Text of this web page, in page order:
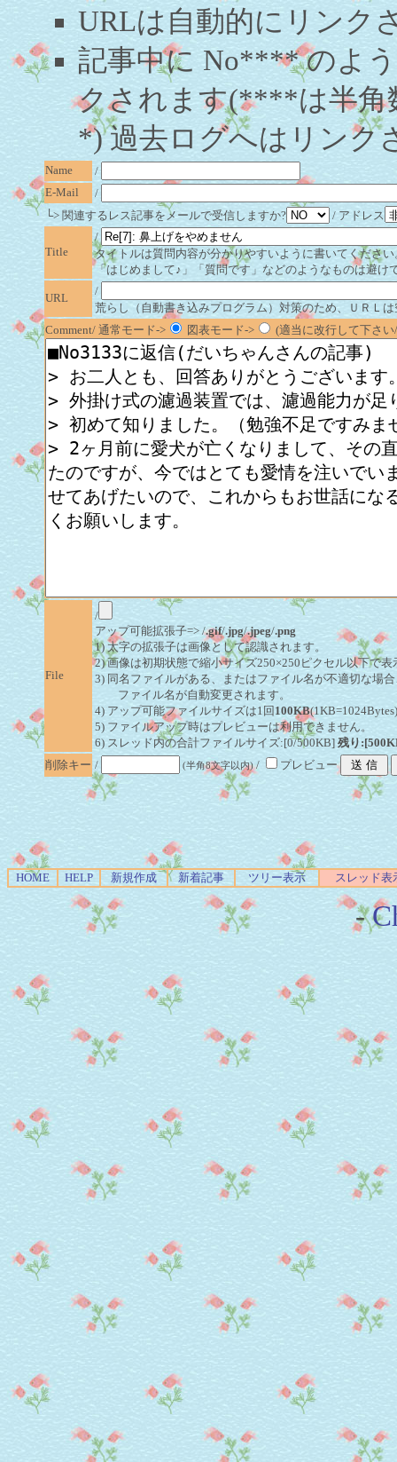
URLは自動的にリンク
記事中に No**** のよ
クされます(****は半角
*) 過去ログへはリンク
Name
/
E-Mail
/
└> 関連するレス記事をメールで受信しますか?
/ アドレス
Title
/
タイトルは質問内容が分かりやすいように書いてください
「はじめまして♪」「質問です」などのようなものは避け
URL
/
荒らし（自動書き込みプログラム）対策のため、ＵＲＬ
Comment/ 通常モード->
図表モード-> (適当に改行して下さ
File
/
アップ可能拡張子=> /.gif/.jpg/.jpeg/.png
1) 太字の拡張子は画像として認識されます。
2) 画像は初期状態で縮小サイズ250×250ピクセル以下で表
3) 同名ファイルがある、またはファイル名が不適切な場
ファイル名が自動変更されます。
4) アップ可能ファイルサイズは1回 100KB
5) ファイルアップ時はプレビューは利用できません。
6) スレッド内の合計ファイルサイズ:[0/500KB] 残り
削除キー / (半角8文字以内)/ プレビュー
HOME HELP 新規作成 新着記事 ツリー表示 スレッド表
-